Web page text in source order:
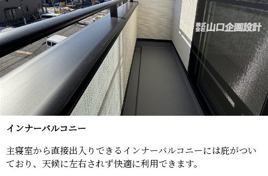
インナーバルコニー
主寝室から直接出入りできるインナーバルコニーには庇がつい
ており、天候に左右されず快適に利用できます。